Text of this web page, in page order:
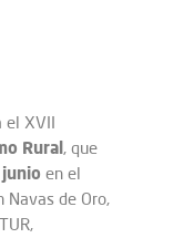
el XVII
Rural, que
en el
Navas de Oro,